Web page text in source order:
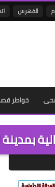
الفهرس
خواطر